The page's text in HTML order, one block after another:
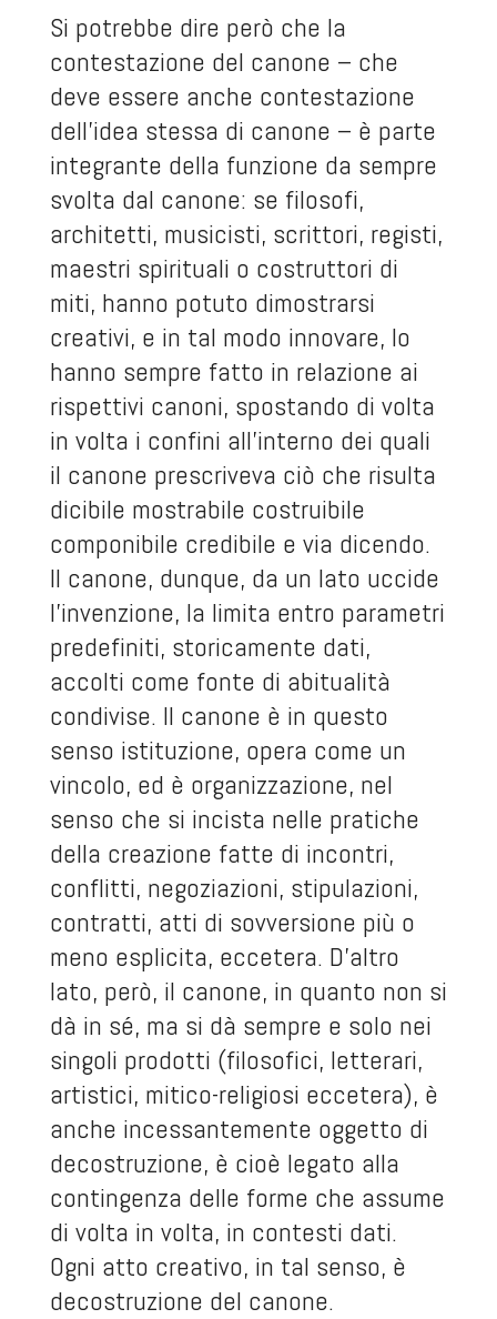
Si potrebbe dire però che la
contestazione del canone – che
deve essere anche contestazione
dell’idea stessa di canone – è parte
integrante della funzione da sempre
svolta dal canone: se filosofi,
architetti, musicisti, scrittori, registi,
maestri spirituali o costruttori di
miti, hanno potuto dimostrarsi
creativi, e in tal modo innovare, lo
hanno sempre fatto in relazione ai
rispettivi canoni, spostando di volta
in volta i confini all’interno dei quali
il canone prescriveva ciò che risulta
dicibile mostrabile costruibile
componibile credibile e via dicendo.
Il canone, dunque, da un lato uccide
l’invenzione, la limita entro parametri
predefiniti, storicamente dati,
accolti come fonte di abitualità
condivise. Il canone è in questo
senso istituzione, opera come un
vincolo, ed è organizzazione, nel
senso che si incista nelle pratiche
della creazione fatte di incontri,
conflitti, negoziazioni, stipulazioni,
contratti, atti di sovversione più o
meno esplicita, eccetera. D’altro
lato, però, il canone, in quanto non si
dà in sé, ma si dà sempre e solo nei
singoli prodotti (filosofici, letterari,
artistici, mitico-religiosi eccetera), è
anche incessantemente oggetto di
decostruzione, è cioè legato alla
contingenza delle forme che assume
di volta in volta, in contesti dati.
Ogni atto creativo, in tal senso, è
decostruzione del canone.